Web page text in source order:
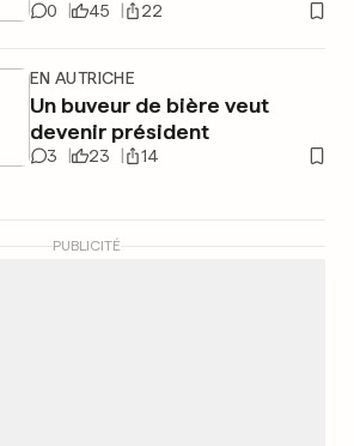
0 45 22
EN AUTRICHE
Un buveur de bière veut
devenir président
3 23 14
PUBLICITÉ